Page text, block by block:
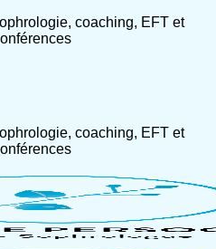
coaching, EFT et
coaching, EFT et